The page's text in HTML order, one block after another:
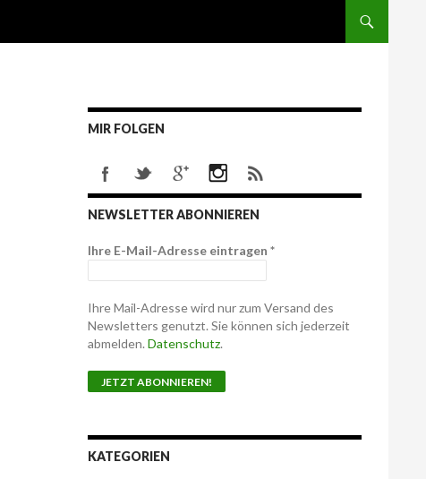
MIR FOLGEN
NEWSLETTER ABONNIEREN
Ihre E-Mail-Adresse eintragen *
Ihre Mail-Adresse wird nur zum Versand des
Newsletters genutzt. Sie können sich jederzeit
abmelden. Datenschutz.
KATEGORIEN